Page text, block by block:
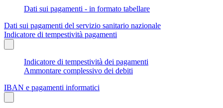
Dati sui pagamenti - in formato tabellare
Dati sui pagamenti del servizio sanitario nazionale
Indicatore di tempestività pagamenti
Indicatore di tempestività dei pagamenti
Ammontare complessivo dei debiti
IBAN e pagamenti informatici